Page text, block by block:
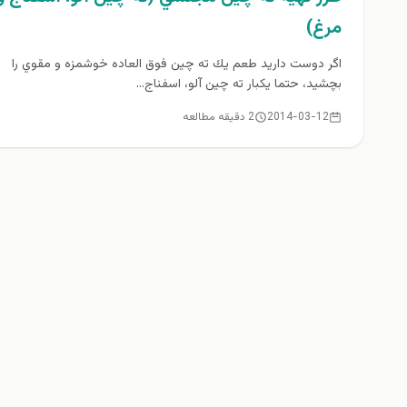
مرغ)
اگر دوست داريد طعم يك ته چين فوق العاده خوشمزه و مقوي را
بچشيد، حتما يكبار ته چين آلو، اسفناج...
2014-03-12 2 دقیقه مطالعه